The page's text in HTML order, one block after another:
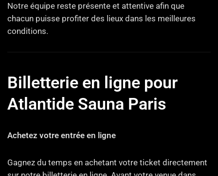
Notre équipe reste présente et attentive afin que
chacun puisse profiter des lieux dans les meilleures
conditions.
Billetterie en ligne pour
Atlantide Sauna Paris
Achetez votre entrée en ligne
Gagnez du temps en achetant votre ticket directement